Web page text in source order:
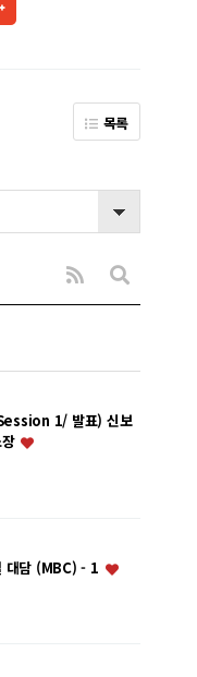
목록
1/ 발표) 신보
대담 (MBC) - 1